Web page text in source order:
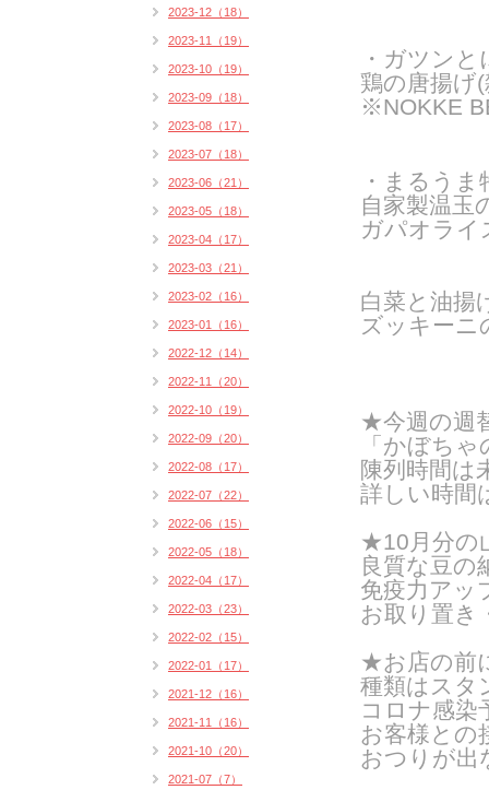
・ガツン
鶏の唐揚げ
※NOKKE
・まるうま
自家製温玉
ガパオライ
白菜と油揚
ズッキーニ
★今週の週
「かぼち
陳列時間は
詳しい時間
★10月分の
良質な豆の
免疫力アッ
お取り置き
★お店の前
種類はスタ
コロナ感染
お客様との
おつりが出
2023-12（18）
2023-11（19）
2023-10（19）
2023-09（18）
2023-08（17）
2023-07（18）
2023-06（21）
2023-05（18）
2023-04（17）
2023-03（21）
2023-02（16）
2023-01（16）
2022-12（14）
2022-11（20）
2022-10（19）
2022-09（20）
2022-08（17）
2022-07（22）
2022-06（15）
2022-05（18）
2022-04（17）
2022-03（23）
2022-02（15）
2022-01（17）
2021-12（16）
2021-11（16）
2021-10（20）
2021-07（7）